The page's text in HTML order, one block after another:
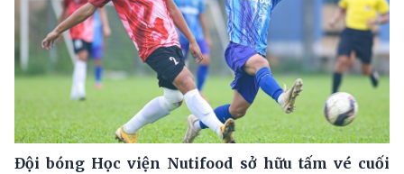
Đội bóng Học viện Nutifood sở hữu tấm vé cuối